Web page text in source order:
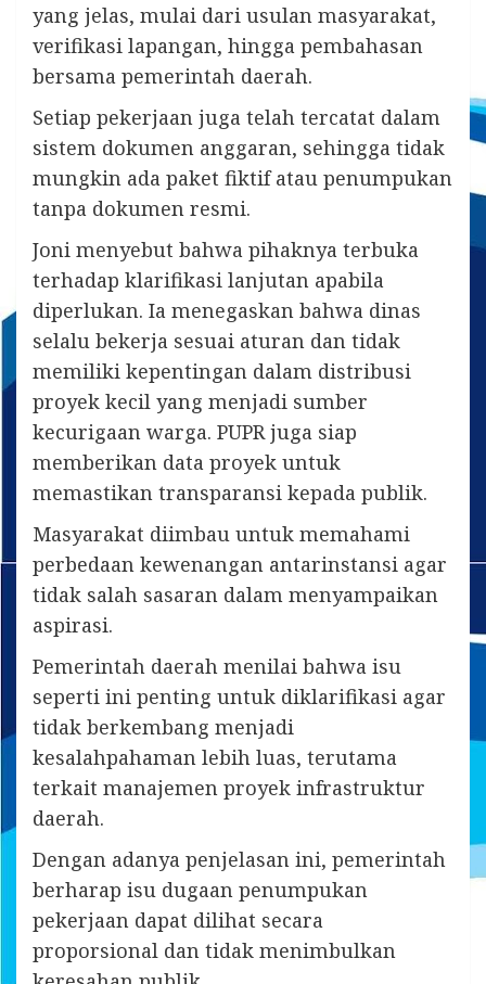
yang jelas, mulai dari usulan masyarakat,
verifikasi lapangan, hingga pembahasan
bersama pemerintah daerah.
Setiap pekerjaan juga telah tercatat dalam
sistem dokumen anggaran, sehingga tidak
mungkin ada paket fiktif atau penumpukan
tanpa dokumen resmi.
Joni menyebut bahwa pihaknya terbuka
terhadap klarifikasi lanjutan apabila
diperlukan. Ia menegaskan bahwa dinas
selalu bekerja sesuai aturan dan tidak
memiliki kepentingan dalam distribusi
proyek kecil yang menjadi sumber
kecurigaan warga. PUPR juga siap
memberikan data proyek untuk
memastikan transparansi kepada publik.
Masyarakat diimbau untuk memahami
perbedaan kewenangan antarinstansi agar
tidak salah sasaran dalam menyampaikan
aspirasi.
Pemerintah daerah menilai bahwa isu
seperti ini penting untuk diklarifikasi agar
tidak berkembang menjadi
kesalahpahaman lebih luas, terutama
terkait manajemen proyek infrastruktur
daerah.
Dengan adanya penjelasan ini, pemerintah
berharap isu dugaan penumpukan
pekerjaan dapat dilihat secara
proporsional dan tidak menimbulkan